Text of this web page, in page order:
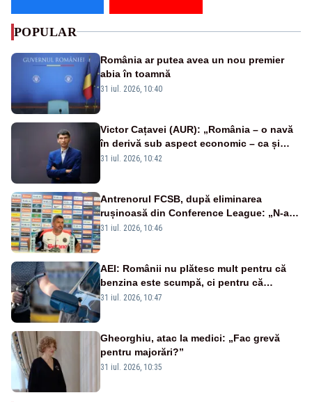
POPULAR
România ar putea avea un nou premier
abia în toamnă
31 iul. 2026, 10:40
Victor Cațavei (AUR): „România – o navă
în derivă sub aspect economic – ca și
rezultat al guvernărilor din ultimii 36 de
31 iul. 2026, 10:42
Antrenorul FCSB, după eliminarea
rușinoasă din Conference League: „N-ai
cum să nu scoți în evidență și lucrurile
31 iul. 2026, 10:46
AEI: Românii nu plătesc mult pentru că
benzina este scumpă, ci pentru că
benzina ieftină e taxată scump
31 iul. 2026, 10:47
Gheorghiu, atac la medici: „Fac grevă
pentru majorări?”
31 iul. 2026, 10:35